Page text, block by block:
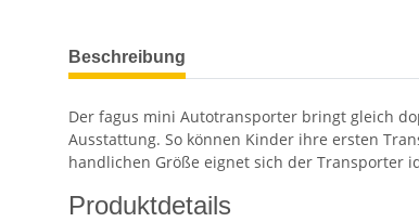
weitere Registerkarten anzeigen
Beschreibung
Der fagus mini Autotransporter bringt gleich
Ausstattung. So können Kinder ihre ersten
handlichen Größe eignet sich der Transporter
Produktdetails